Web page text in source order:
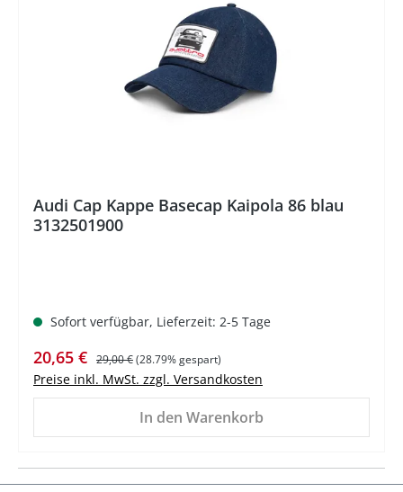
Audi Cap Kappe Basecap Kaipola 86 blau
3132501900
Sofort verfügbar, Lieferzeit: 2-5 Tage
Verkaufspreis:
20,65 € Regulärer Preis:
29,00 €(28.79% gespart)
Preise inkl. MwSt. zzgl. Versandkosten
In den Warenkorb